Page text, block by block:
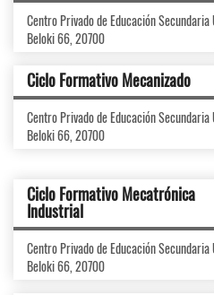
Centro Privado de Educación Secundaria
Beloki 66, 20700
Ciclo Formativo Mecanizado
Centro Privado de Educación Secundaria
Beloki 66, 20700
Ciclo Formativo Mecatrónica
Industrial
Centro Privado de Educación Secundaria
Beloki 66, 20700